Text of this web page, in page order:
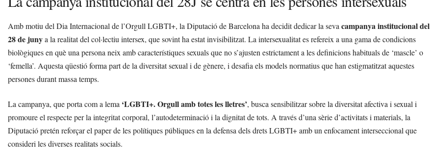
Amb motiu del Dia Internacional de l’Orgull LGBTI+, la Diputació de Barcelona ha decidit dedicar la sevacampanya institucional del
28 de junya la realitat del col·lectiu intersex, que sovint ha estat invisibilitzat. La intersexualitat es refereix a una gama de condicions
biològiques en què una persona neix amb característiques sexuals que no s’ajusten estrictament a les definicions habituals de ‘mascle’ o
‘femella’. Aquesta qüestió forma part de la diversitat sexual i de gènere, i desafia els models normatius que han estigmatitzat aquestes
persones durant massa temps.
La campanya, que porta com a lema ‘LGBTI+. Orgull amb totes les lletres’, busca sensibilitzar sobre la diversitat afectiva i sexual i
promoure el respecte per la integritat corporal, l’autodeterminació i la dignitat de tots. A través d’una sèrie d’activitats i materials, la
Diputació pretén reforçar el paper de les polítiques públiques en la defensa dels drets LGBTI+ amb un enfocament interseccional que
consideri les diverses realitats socials.